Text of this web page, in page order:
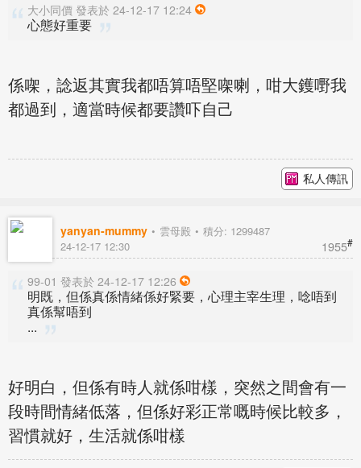
大小同價 發表於 24-12-17 12:24
心態好重要
係㗎，諗返其實我都唔算唔堅㗎喇，咁大鑊嘢我
都過到，適當時候都要讚吓自己
私人傳訊
yanyan-mummy 雲母殿 積分: 1299487
1955#
24-12-17 12:30
99-01 發表於 24-12-17 12:26
明既，但係真係情緒係好緊要，心理主宰生理，唸唔到
真係幫唔到
...
好明白，但係有時人就係咁樣，突然之間會有一
段時間情緒低落，但係好彩正常嘅時候比較多，
習慣就好，生活就係咁樣